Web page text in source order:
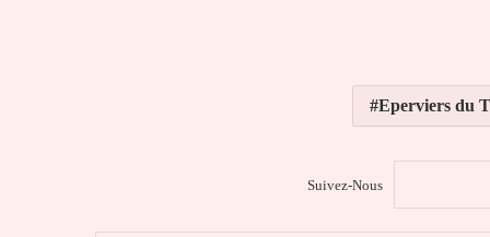
Eperviers du
Suivez-Nous